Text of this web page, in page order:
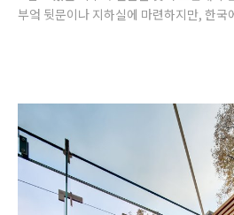
부엌 뒷문이나 지하실에 마련하지만, 한국